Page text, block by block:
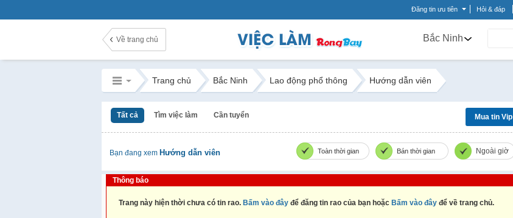
Đăng tin ưu tiên Hỏi & đáp
Về trang chủ Bắc Ninh
Trang chủ Bắc Ninh Lao động phổ thông Hướng dẫn viên
Tất cả Tìm việc làm Cần tuyển Mua tin Vip
Bạn đang xem Hướng dẫn viên Toàn thời gian Bán thời gian Ngoài giờ
Thông báo
Trang này hiện thời chưa có tin rao. Bấm vào đây để đăng tin rao của bạn hoặc Bấm vào đây để về trang chủ.